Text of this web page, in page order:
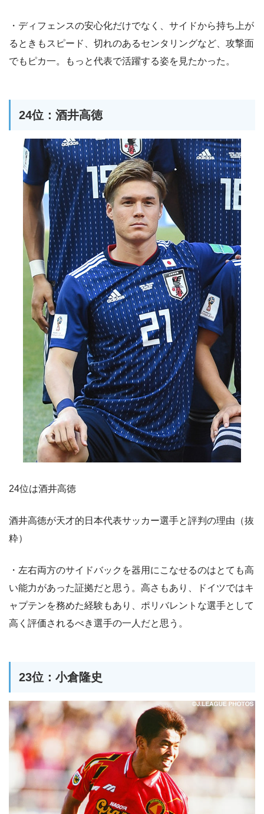
・ディフェンスの安心化だけでなく、サイドから持ち上が
るときもスピード、切れのあるセンタリングなど、攻撃面
でもピカ一。もっと代表で活躍する姿を見たかった。
24位：酒井高徳
24位は酒井高徳
酒井高徳が天才的日本代表サッカー選手と評判の理由（抜
粋）
・左右両方のサイドバックを器用にこなせるのはとても高
い能力があった証拠だと思う。高さもあり、ドイツではキ
ャプテンを務めた経験もあり、ポリバレントな選手として
高く評価されるべき選手の一人だと思う。
23位：小倉隆史